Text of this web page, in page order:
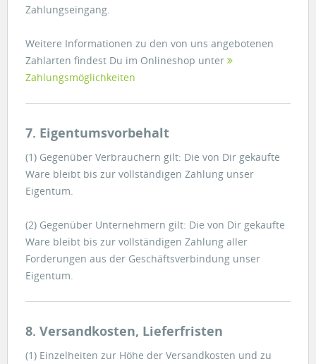
Zahlungseingang.
Weitere Informationen zu den von uns angebotenen
Zahlarten findest Du im Onlineshop unter
Zahlungsmöglichkeiten
7. Eigentumsvorbehalt
(1) Gegenüber Verbrauchern gilt: Die von Dir gekaufte
Ware bleibt bis zur vollständigen Zahlung unser
Eigentum.
(2) Gegenüber Unternehmern gilt: Die von Dir gekaufte
Ware bleibt bis zur vollständigen Zahlung aller
Forderungen aus der Geschäftsverbindung unser
Eigentum.
8. Versandkosten, Lieferfristen
(1) Einzelheiten zur Höhe der Versandkosten und zu